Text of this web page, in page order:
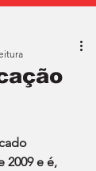
2009 e é,